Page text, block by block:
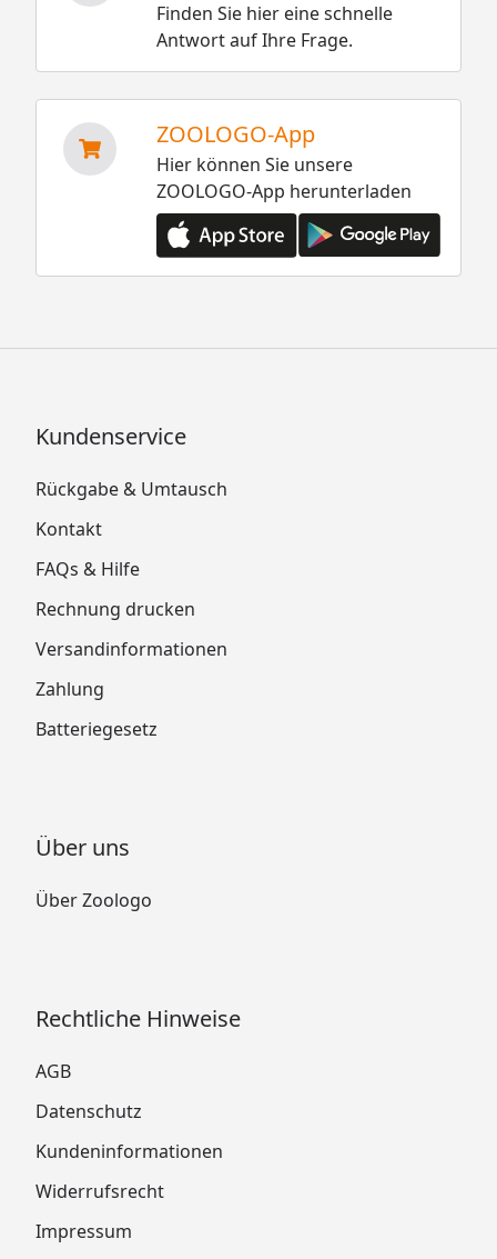
Finden Sie hier eine schnelle
Antwort auf Ihre Frage.
ZOOLOGO-App
Hier können Sie unsere
ZOOLOGO-App herunterladen
Kundenservice
Rückgabe & Umtausch
Kontakt
FAQs & Hilfe
Rechnung drucken
Versandinformationen
Zahlung
Batteriegesetz
Über uns
Über Zoologo
Rechtliche Hinweise
AGB
Datenschutz
Kundeninformationen
Widerrufsrecht
Impressum